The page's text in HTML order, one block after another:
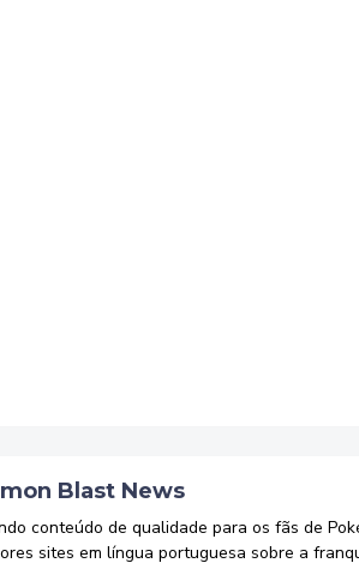
Blast News
conteúdo de qualidade para os fãs de
sites em língua portuguesa sobre a